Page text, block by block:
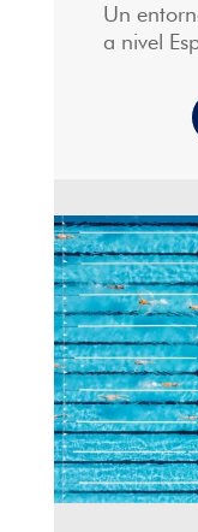
Un
a nivel